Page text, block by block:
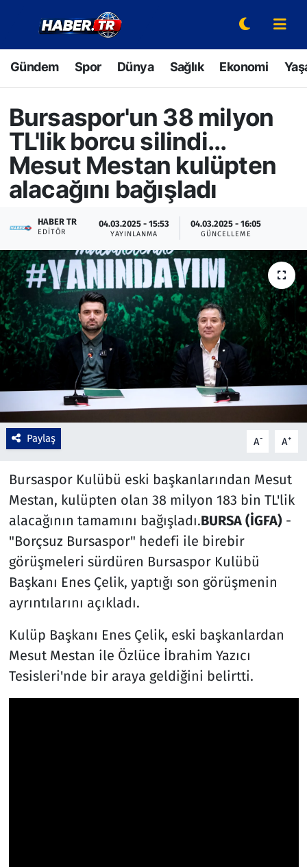
Gündem Spor Dünya Sağlık Ekonomi
Bursaspor'un 38 milyon
TL'lik borcu silindi...
Mesut Mestan kulüpten
alacağını bağışladı
HABER TR
EDITÖR
04.03.2025 - 15:53
YAYINLANMA
04.03.2025 - 16:05
GÜNCELLEME
Paylaş A- A+
Bursaspor Kulübü eski başkanlarından Mesut
Mestan, kulüpten olan 38 milyon 183 bin TL'lik
alacağının tamamını bağışladı.BURSA (İGFA) -
"Borçsuz Bursaspor" hedefi ile birebir
görüşmeleri sürdüren Bursaspor Kulübü
Başkanı Enes Çelik, yaptığı son görüşmenin
ayrıntılarını açıkladı.
Kulüp Başkanı Enes Çelik, eski başkanlardan
Mesut Mestan ile Özlüce İbrahim Yazıcı
Tesisleri'nde bir araya geldiğini belirtti.
Gündem
Spor
Dünya
Ekonomi
Yaşam
Hava Durumu
Bilim ve Teknoloji
Çevre & Doğa
Eğitim
Turizm
Yerel
Hava Durumu
Trafik Durumu
Süper Lig Puan Durumu ve Fikstür
Tüm Manşetler
Son Dakika Haberleri
Haber Arşivi